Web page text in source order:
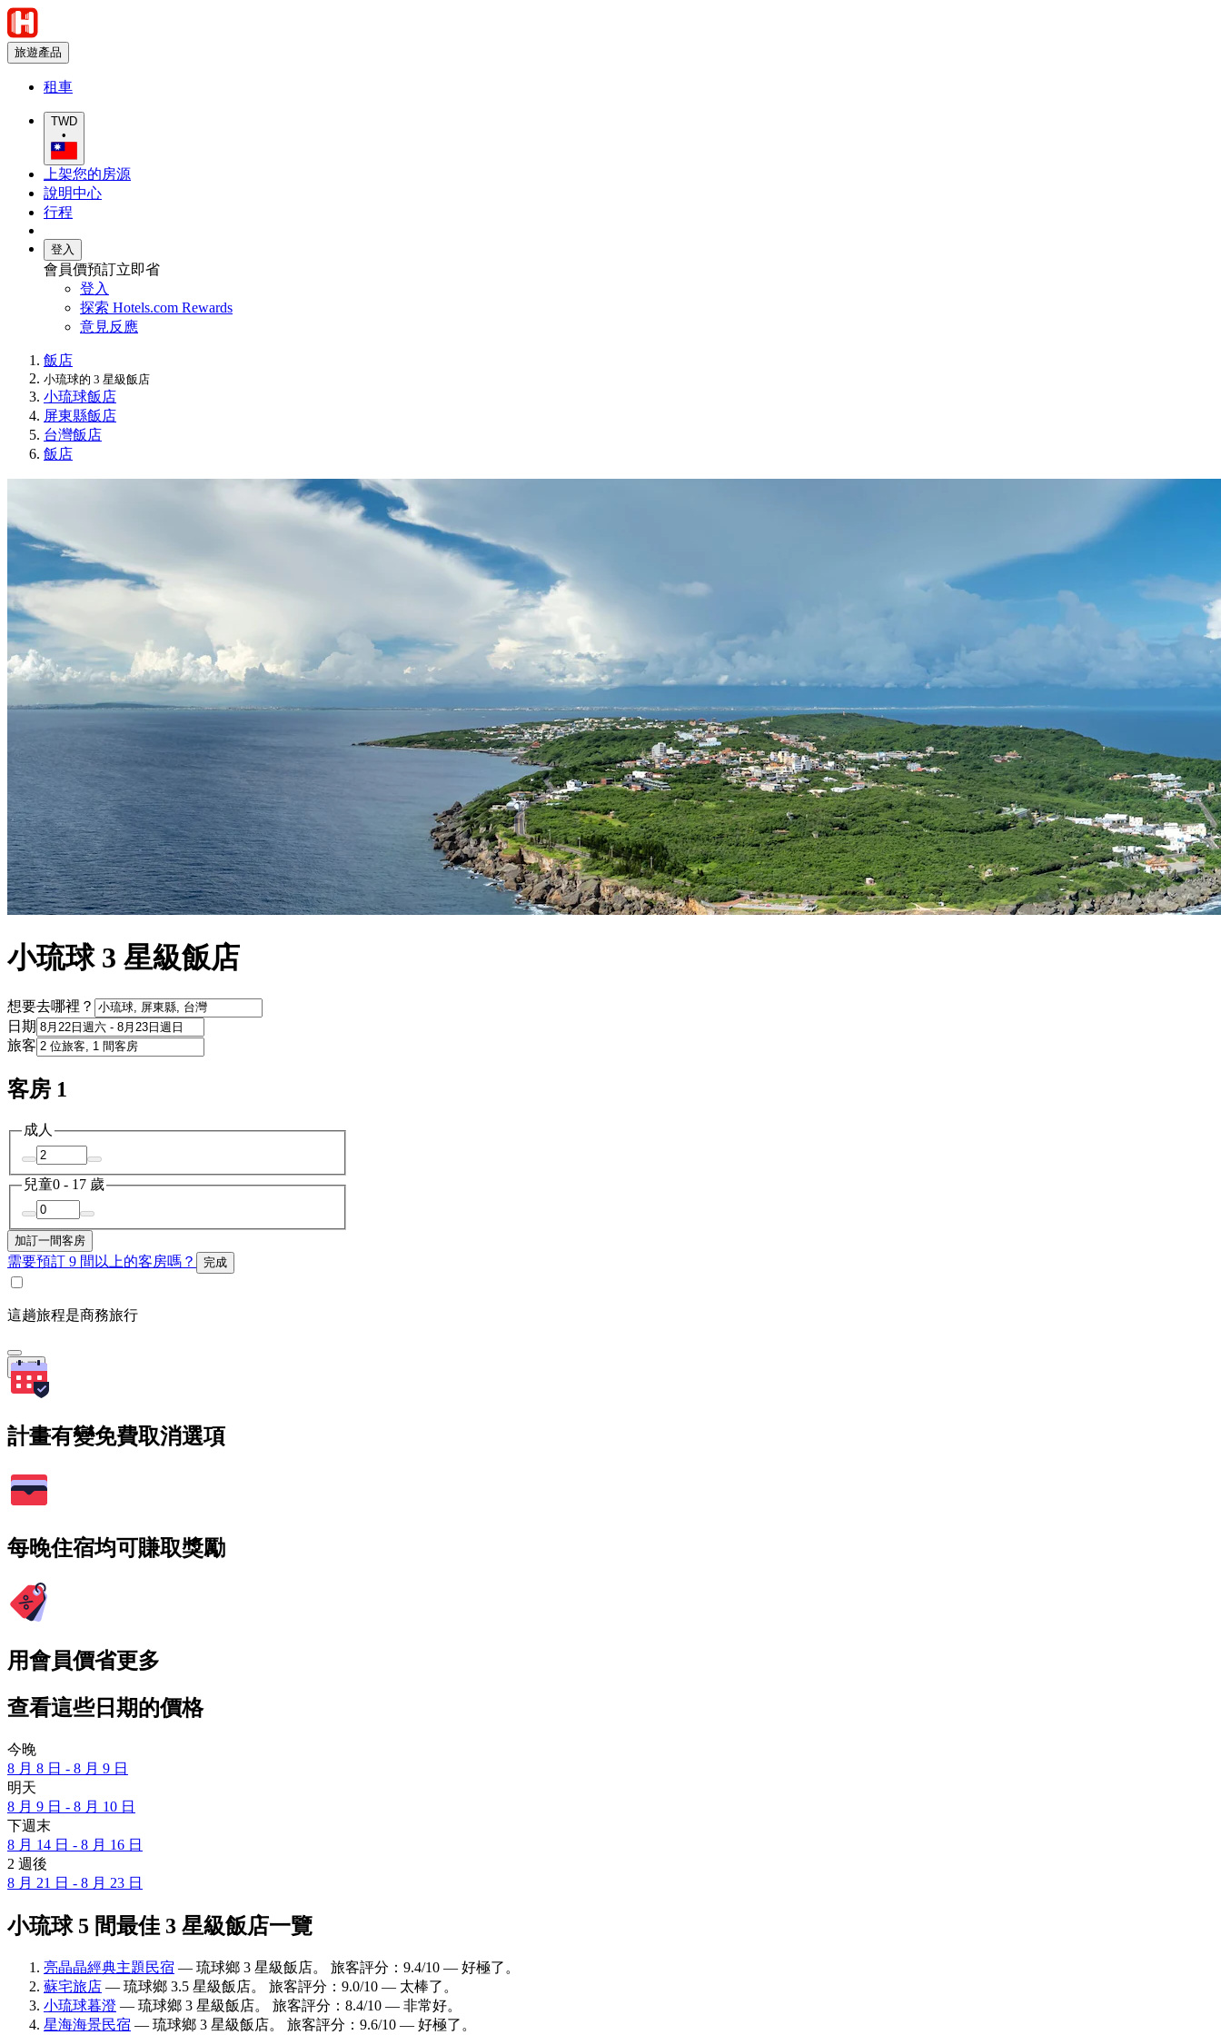
旅遊產品
租車
TWD
•
上架您的房源
說明中心
行程
登入
會員價預訂立即省
登入
探索 Hotels.com Rewards
意見反應
飯店
小琉球的 3 星級飯店
小琉球飯店
屏東縣飯店
台灣飯店
飯店
小琉球 3 星級飯店
想要去哪裡？
日期
旅客
客房 1
成人
兒童0 - 17 歲
加訂一間客房
需要預訂 9 間以上的客房嗎？ 完成
這趟旅程是商務旅行
搜尋
計畫有變免費取消選項
每晚住宿均可賺取獎勵
用會員價省更多
查看這些日期的價格
今晚
8 月 8 日 - 8 月 9 日
明天
8 月 9 日 - 8 月 10 日
下週末
8 月 14 日 - 8 月 16 日
2 週後
8 月 21 日 - 8 月 23 日
小琉球 5 間最佳 3 星級飯店一覽
亮晶晶經典主題民宿 — 琉球鄉 3 星級飯店。 旅客評分：9.4/10 — 好極了。
蘇宅旅店 — 琉球鄉 3.5 星級飯店。 旅客評分：9.0/10 — 太棒了。
小琉球暮澄 — 琉球鄉 3 星級飯店。 旅客評分：8.4/10 — 非常好。
星海海景民宿 — 琉球鄉 3 星級飯店。 旅客評分：9.6/10 — 好極了。